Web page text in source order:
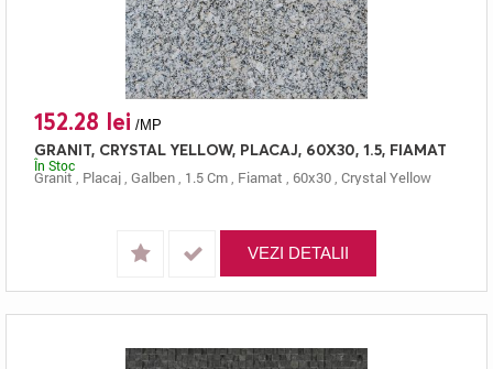
152.28 lei /MP
GRANIT, CRYSTAL YELLOW, PLACAJ, 60X30, 1.5, FIAMAT
Granit, Placaj Galben 1.5 Cm Fiamat 60x30 Crystal Yellow
În Stoc
VEZI DETALII